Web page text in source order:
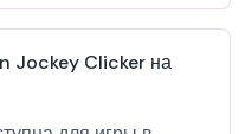
Jockey Clicker на